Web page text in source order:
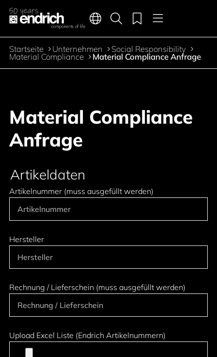
Zum Inhalt springen
Hauptnavigation
Sprachen Menü
Produktsuche
Merkliste
Pfadnavigation
Startseite Unternehmen Social Responsibility
Material Compliance Material Compliance Anfrage
Material Compliance
Anfrage
Artikeldaten
Artikelnummer (muss ausgefüllt werden)
Hersteller
Rechnung / Lieferschein (muss ausgefüllt werden)
Upload Excel Liste (Endrich Artikelnummern)